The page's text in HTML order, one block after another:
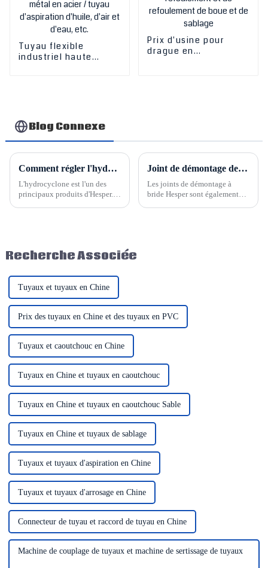
Tuyau flexible
industriel haute
en acier / tuyau
d'aspiration d'huile,
d'air et d'eau, etc.
Prix ​​d'usine pour
drague en
Blog Connexe
Comment régler l'hydrocyclone Hesper
L'hydrocyclone est l'un des
principaux produits d'Hesper.
séparateur couramment utilisé...
Joint de démontage de bride Hesper
Les joints de démontage à
bride Hesper sont également
Recherche Associée
Tuyaux et tuyaux en Chine
Prix ​​des tuyaux en Chine et des tuyaux en PVC
Tuyaux et caoutchouc en Chine
Tuyaux en Chine et tuyaux en caoutchouc
Tuyaux en Chine et tuyaux en caoutchouc Sable
Tuyaux en Chine et tuyaux de sablage
Tuyaux et tuyaux d'aspiration en Chine
Tuyaux et tuyaux d'arrosage en Chine
Connecteur de tuyau et raccord de tuyau en Chine
Machine de couplage de tuyaux et machine de sertissage de tuyaux